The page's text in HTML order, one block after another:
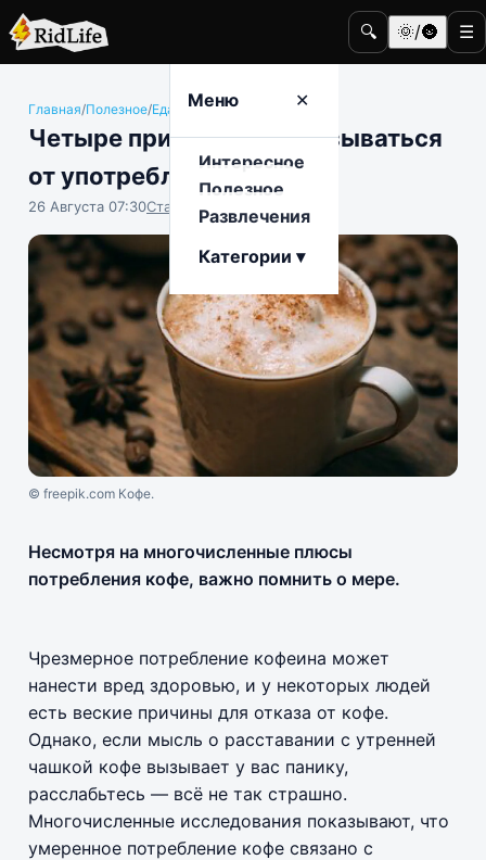
🔍 🌞/🌚 ☰
Меню ✕
Интересное
Полезное
Развлечения
Категории ▾
Главная/Полезное/Еда и гастрономия
Четыре причины не отказываться
от употребления кофе
26 Августа 07:30Станислав Тимонов
© freepik.com Кофе.
Несмотря на многочисленные плюсы
потребления кофе, важно помнить о мере.
Чрезмерное потребление кофеина может
нанести вред здоровью, и у некоторых людей
есть веские причины для отказа от кофе.
Однако, если мысль о расставании с утренней
чашкой кофе вызывает у вас панику,
расслабьтесь — всё не так страшно.
Многочисленные исследования показывают, что
умеренное потребление кофе связано с